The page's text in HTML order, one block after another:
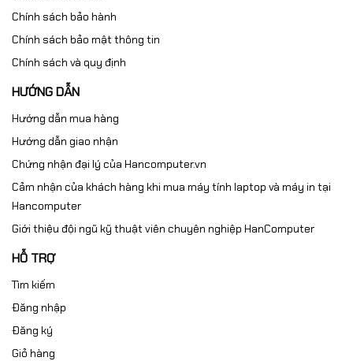
Chính sách bảo hành
Chính sách bảo mật thông tin
Chính sách và quy định
HƯỚNG DẪN
Hướng dẫn mua hàng
Hướng dẫn giao nhận
Chứng nhận đại lý của Hancomputer.vn
Cảm nhận của khách hàng khi mua máy tính laptop và máy in tại
Hancomputer
Giới thiệu đội ngũ kỹ thuật viên chuyên nghiệp HanComputer
HỖ TRỢ
Tìm kiếm
Đăng nhập
Đăng ký
Giỏ hàng